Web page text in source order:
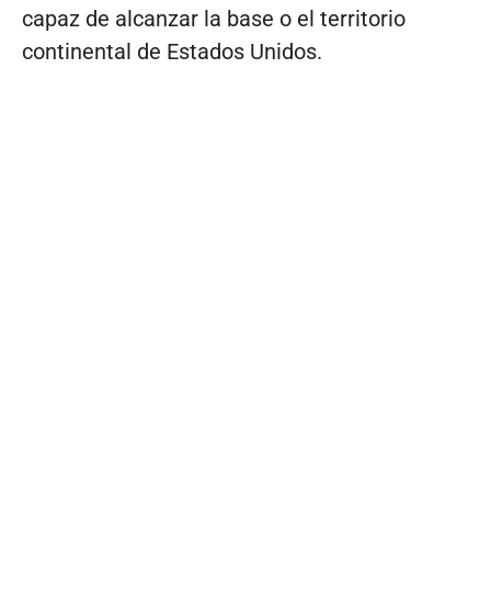
capaz de alcanzar la base o el territorio
continental de Estados Unidos.